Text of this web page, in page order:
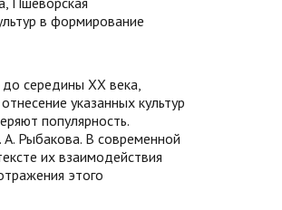
в формирование
середины XX века,
указанных культур
популярность.
Рыбакова. В современной
их взаимодействия
этого